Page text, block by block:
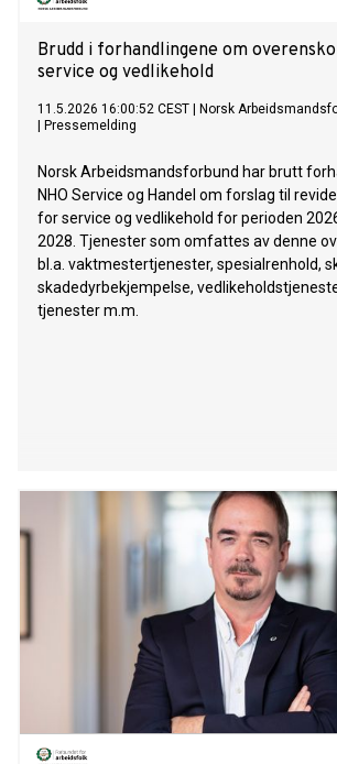
Brudd i forhandlingene om
service og vedlikehold
11.5.2026 16:00:52 CEST
Norsk
Pressemelding
Norsk Arbeidsmandsforbund har brutt
NHO Service og Handel om forslag til
for service og vedlikehold for perioden
2028. Tjenester som omfattes av denne
bl.a. vaktmestertjenester, spesialrenhold,
skadedyrbekjempelse,
tjenester m.m.